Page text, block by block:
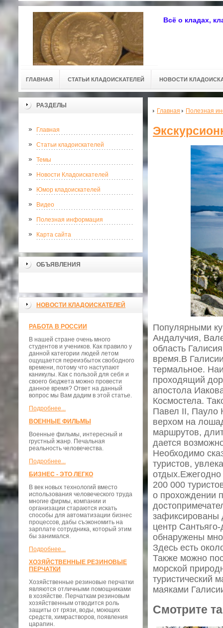
Всё о кладах,
ГЛАВНАЯ СТАТЬИ КЛАДОИСКАТЕЛЕЙ НОВОСТИ
РАЗДЕЛЫ
Главная
Статьи кладоискателей
Темы
Новости Кладоискателей
Юмор кладоискателей
Видео
Полезная информация
Карта сайта
ОБЪЯВЛЕНИЯ
НОВОСТИ КЛАДОИСКАТЕЛЕЙ
РАБОТА В РОССИИ
В нашей стране очень много
студентов и учеников. Как правило у
данной категории людей летом
ощущается переизбыток свободного
времени, потому что наступают
каникулы. Как с пользой для себя и
своего бюджета можно провести
данное время? Ответ на данный
вопрос мы Вам дадим в этой статье.
Подробнее...
ВОЕННЫЕ ФИЛЬМЫ
Военные фильмы, интересный и
грустный жанр. Печальная
реальность человечества.
Подробнее...
БИЗНЕС - ЭТО ЛЕГКО
В век новых технологий вместо
использования человеческого труда
многие фирмы, компании и
организации стараются искать
способы для автоматизации бизнес
процессов, дабы съэкономить на
зарплате сотрудника, который этим
бы занимался.
Подробнее...
ХОЗЯЙСТВЕННЫЕ РЕЗИНОВЫЕ
ПЕРЧАТКИ
Хозяйственные резиновые перчатки
являются отличными помощниками
в хозяйстве. Перчаткам резиновым
хозяйственным отводится роль
защиты от грязи, воды, моющих
средств, химрастворов, появления
царапин.
Главная Полезная
Популярными
Андалучия,
область
время.В
термальное.
проходящий
апостола
Космостела.
Павел II, Пауло
верхом на
маршрутов,
дается
Необходимо
туристов,
отдых.Ежегодно
200 000
о прохождении
зафиксированы
центр
обнаружены
Здесь есть
Также можно
морской
туристический
маяками
Смотрите